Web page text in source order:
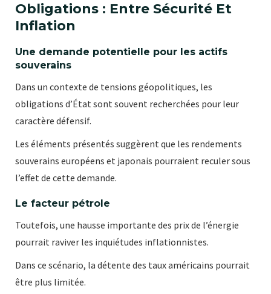
Obligations : Entre Sécurité Et
Inflation
Une demande potentielle pour les actifs
souverains
Dans un contexte de tensions géopolitiques, les
obligations d’État sont souvent recherchées pour leur
caractère défensif.
Les éléments présentés suggèrent que les rendements
souverains européens et japonais pourraient reculer sous
l’effet de cette demande.
Le facteur pétrole
Toutefois, une hausse importante des prix de l’énergie
pourrait raviver les inquiétudes inflationnistes.
Dans ce scénario, la détente des taux américains pourrait
être plus limitée.